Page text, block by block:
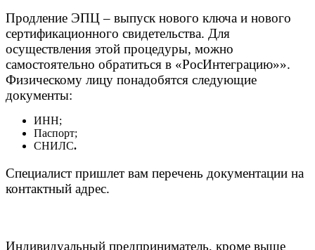
Продление ЭПЦ – выпуск нового ключа и нового
сертификационного свидетельства. Для
осуществления этой процедуры, можно
самостоятельно обратиться в «РосИнтеграцию»».
Физическому лицу понадобятся следующие
документы:
ИНН;
Паспорт;
СНИЛС.
Специалист пришлет вам перечень документации на
контактный адрес.
Индивидуальный предприниматель, кроме выше